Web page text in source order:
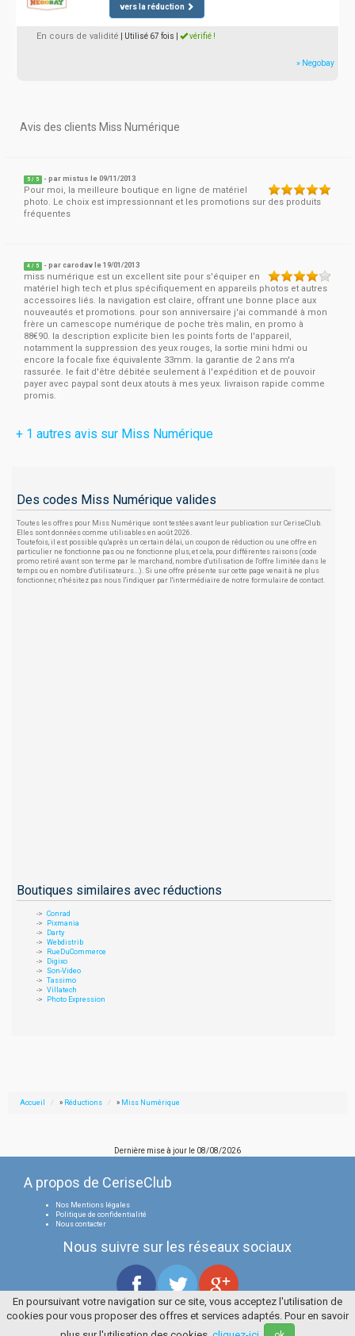
vers la réduction
En cours de validité | Utilisé 67 fois vérifié !
» Negobay
Avis des clients Miss Numérique
5 / 5 - parmistus le 09/11/2013
Pour moi, la meilleure boutique en ligne de matériel
photo. Le choix est impressionnant et les promotions sur des produits
fréquentes
4 / 5 - parcarodav le 19/01/2013
miss numérique est un excellent site pour s'équiper en
matériel high tech et plus spécifiquement en appareils photos et autres
accessoires liés. la navigation est claire, offrant une bonne place aux
nouveautés et promotions. pour son anniversaire j'ai commandé à mon
frère un camescope numérique de poche très malin, en promo à
88€90. la description explicite bien les points forts de l'appareil,
notamment la suppression des yeux rouges, la sortie mini hdmi ou
encore la focale fixe équivalente 33mm. la garantie de 2 ans m'a
rassurée. le fait d'être débitée seulement à l'expédition et de pouvoir
payer avec paypal sont deux atouts à mes yeux. livraison rapide comme
promis.
+ 1 autres avis sur Miss Numérique
Des codes Miss Numérique valides
Toutes les offres pour Miss Numérique sont testées avant leur publication sur CeriseClub.
Elles sont données comme utilisables en août 2026.
Toutefois, il est possible qu'après un certain délai, un coupon de réduction ou une offre en
particulier ne fonctionne pas ou ne fonctionne plus, et cela, pour différentes raisons (code
promo retiré avant son terme par le marchand, nombre d'utilisation de l'offre limitée dans le
temps ou en nombre d'utilisateurs...). Si une offre présente sur cette page venait à ne plus
fonctionner, n'hésitez pas nous l'indiquer par l'intermédiaire de notre formulaire de contact.
Boutiques similaires avec réductions
Conrad
Pixmania
Darty
Webdistrib
RueDuCommerce
Digixo
Son-Video
Tassimo
Villatech
Photo Expression
Accueil » Réductions » Miss Numérique
Dernière mise à jour le 08/08/2026
A propos de CeriseClub
Nos Mentions légales
Politique de confidentialité
Nous contacter
Nous suivre sur les réseaux sociaux
Tous droits réservés
La Cerise Bleue 2006 / 2026
En poursuivant votre navigation sur ce site, vous acceptez l'utilisation de
cookies pour vous proposer des offres et services adaptés. Pour en savoir